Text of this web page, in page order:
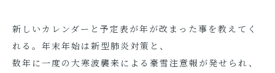
新しいカレンダーと予定表が年が改まった事を教えてく
れる。年末年始は新型肺炎対策と、
数年に一度の大寒波襲来による豪雪注意報が発せられ、